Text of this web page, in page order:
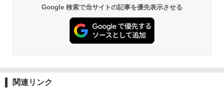
Robloxギフトカード - 2,000 Robux 【限
定バーチャルアイテムを含む】 【オンラ
インゲームコード】 ロブロックス | オン
ラインコード版
ClaudeCode いちばんやさしい 教科書:
方 マニュアル AI副業にもコンテンツ作成
にもKindle出版にも！ 非エンジニアのた
めのAIコーディング入門シリーズ
￥16,980
Kindle Paperwhite シグニチャーエディ
ション (32GB) 7インチディスプレイ、明
Google 検索で当サイトの記事を優先表示させる
関連リンク